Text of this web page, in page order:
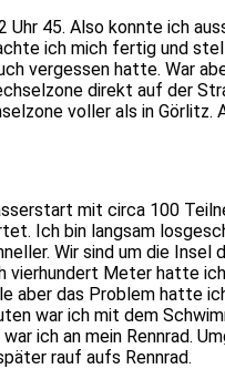
Uhr 45. Also konnte ich
ich mich fertig und
vergessen hatte. War
direkt auf der
voller als in Görlitz.
mit circa 100
Ich bin langsam
Wir sind um die Insel
vierhundert Meter hatte
aber das Problem hatte
war ich mit dem
ich an mein Rennrad.
rauf aufs Rennrad.